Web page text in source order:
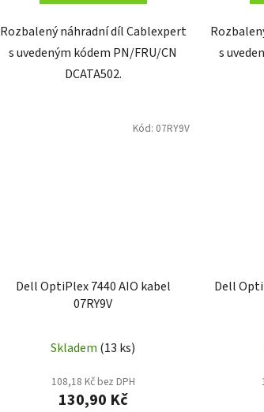
Rozbalený náhradní díl Cablexpert
s uvedeným kódem PN/FRU/CN
DCATA502.
s
Dell OptiPlex 7440 AIO kabel
07RY9V
Skladem (13 ks)
108,18 Kč bez DPH
130,90 Kč
Kód: 07RY9V
Dell